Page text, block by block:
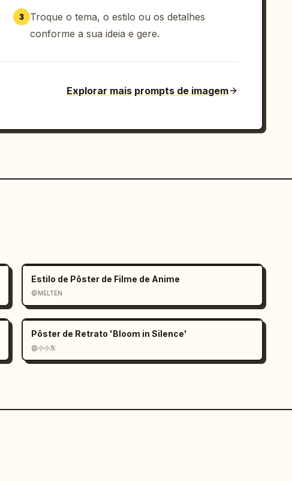
3
Troque o tema, o estilo ou os detalhes
conforme a sua ideia e gere.
Explorar mais prompts de imagem
Estilo de Pôster de Filme de Anime
@MELTEN
Pôster de Retrato 'Bloom in Silence'
@小小东